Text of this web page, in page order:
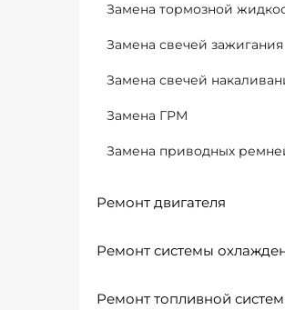
Замена тормозной
Замена свечей зажигания
Замена свечей
Замена ГРМ
Замена приводных
Ремонт двигателя
Ремонт системы
Ремонт топливной